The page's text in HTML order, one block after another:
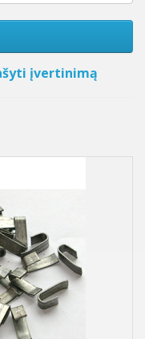
įvertinimą